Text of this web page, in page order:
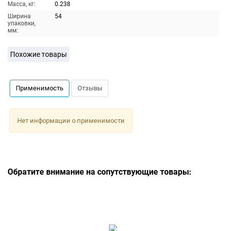
Масса, кг:
0.238
Ширина
упаковки,
мм:
54
Похожие товары
Применимость Отзывы
Нет информации о применимости
Обратите внимание на сопутствующие товары: